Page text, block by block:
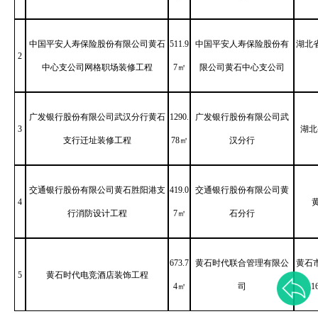
2
中国平安人寿保险股份有限公司黄石
中心支公司网格职场装修工程
511.9
7㎡
中国平安人寿保险股份有
限公司黄石中心支公司
湖北
3
广发银行股份有限公司武汉分行黄石
支行迁址装修工程
1290.
78㎡
广发银行股份有限公司武
汉分行
湖
4
交通银行股份有限公司黄石胜阳港支
行消防设计工程
419.0
7㎡
交通银行股份有限公司黄
石分行
5 黄石时代电竞酒店装饰工程
673.7
4㎡
黄石时代联合管理有限公
司
黄石